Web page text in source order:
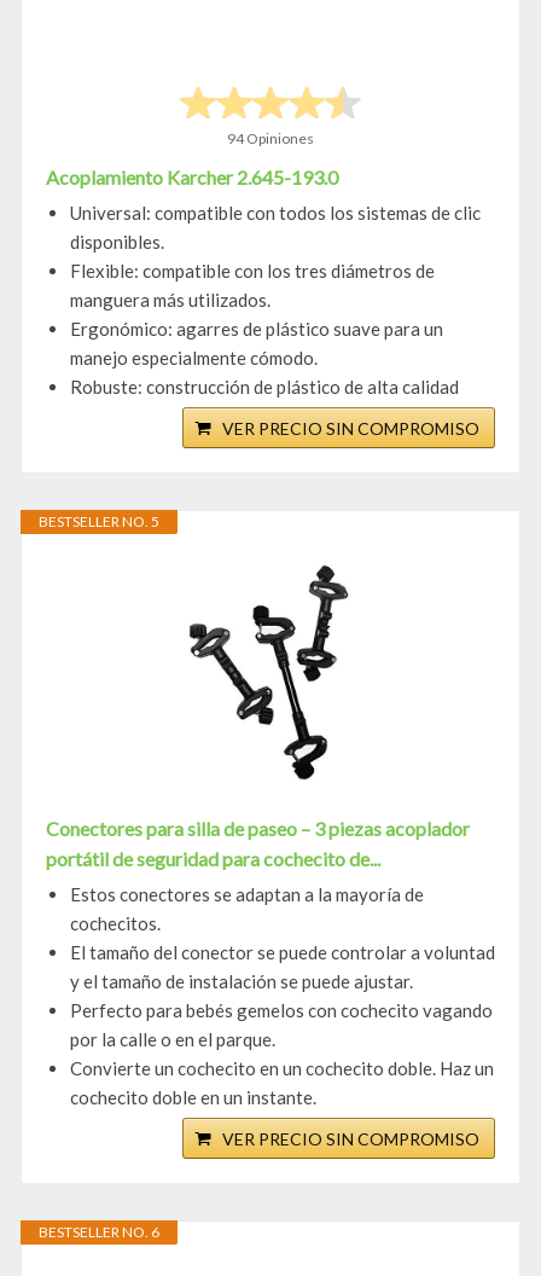
94 Opiniones
Acoplamiento Karcher 2.645-193.0
Universal: compatible con todos los sistemas de clic
disponibles.
Flexible: compatible con los tres diámetros de
manguera más utilizados.
Ergonómico: agarres de plástico suave para un
manejo especialmente cómodo.
Robuste: construcción de plástico de alta calidad
VER PRECIO SIN COMPROMISO
BESTSELLER NO. 5
Conectores para silla de paseo – 3 piezas acoplador
portátil de seguridad para cochecito de...
Estos conectores se adaptan a la mayoría de
cochecitos.
El tamaño del conector se puede controlar a voluntad
y el tamaño de instalación se puede ajustar.
Perfecto para bebés gemelos con cochecito vagando
por la calle o en el parque.
Convierte un cochecito en un cochecito doble. Haz un
cochecito doble en un instante.
VER PRECIO SIN COMPROMISO
BESTSELLER NO. 6